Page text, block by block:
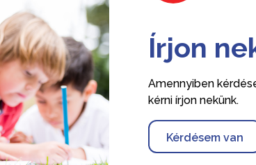
Írjon
Amennyiben
kérni írjon nekünk.
Kérdésem van